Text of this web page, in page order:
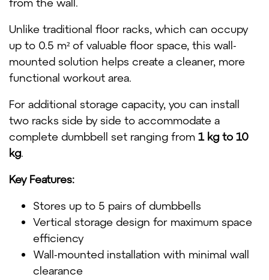
Unlike traditional floor racks, which can occupy
up to 0.5 m² of valuable floor space, this wall-
mounted solution helps create a cleaner, more
functional workout area.
For additional storage capacity, you can install
two racks side by side to accommodate a
complete dumbbell set ranging from 1 kg to 10
kg.
Key Features:
Stores up to 5 pairs of dumbbells
Vertical storage design for maximum space
efficiency
Wall-mounted installation with minimal wall
clearance